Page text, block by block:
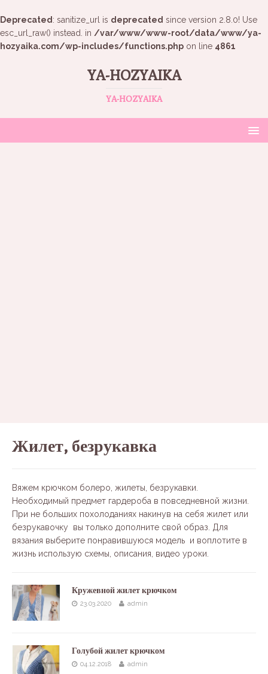
Deprecated : sanitize_url is deprecated since version 2.8.0! Use
esc_url_raw() instead. in /var/www/www-root/data/www/ya-
hozyaika.com/wp-includes/functions.php on line 4861
YA-HOZYAIKA
YA-HOZYAIKA
Жилет, безрукавка
Вяжем крючком болеро, жилеты, безрукавки.
Необходимый предмет гардероба в повседневной жизни.
При не больших похолоданиях накинув на себя жилет или
безрукавочку вы только дополните свой образ. Для
вязания выберите понравившуюся модель и воплотите в
жизнь использую схемы, описания, видео уроки.
Кружевной жилет крючком
23.03.2020 admin
Голубой жилет крючком
04.12.2018 admin